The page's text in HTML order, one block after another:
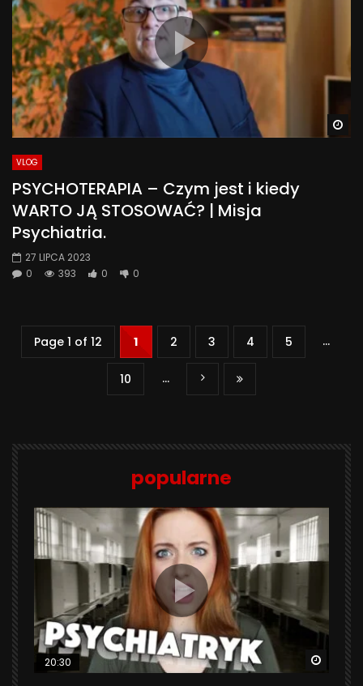
VLOG
PSYCHOTERAPIA – Czym jest i kiedy
WARTO JĄ STOSOWAĆ? | Misja
Psychiatria.
27 LIPCA 2023
0
393 0 0
Page 1 of 12 1 2 3 4 5 ...
10 ...
popularne
20:30